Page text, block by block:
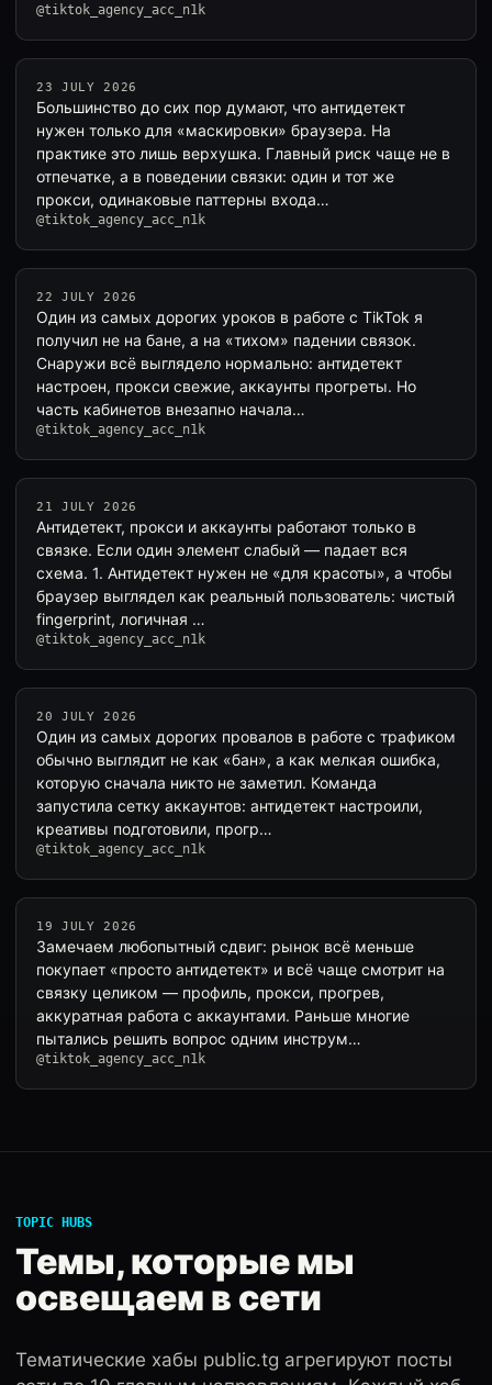
@tiktok_agency_acc_n1k
23 JULY 2026
Большинство до сих пор думают, что антидетект
нужен только для «маскировки» браузера. На
практике это лишь верхушка. Главный риск чаще не в
отпечатке, а в поведении связки: один и тот же
прокси, одинаковые паттерны входа…
@tiktok_agency_acc_n1k
22 JULY 2026
Один из самых дорогих уроков в работе с TikTok я
получил не на бане, а на «тихом» падении связок.
Снаружи всё выглядело нормально: антидетект
настроен, прокси свежие, аккаунты прогреты. Но
часть кабинетов внезапно начала…
@tiktok_agency_acc_n1k
21 JULY 2026
Антидетект, прокси и аккаунты работают только в
связке. Если один элемент слабый — падает вся
схема. 1. Антидетект нужен не «для красоты», а чтобы
браузер выглядел как реальный пользователь: чистый
fingerprint, логичная …
@tiktok_agency_acc_n1k
20 JULY 2026
Один из самых дорогих провалов в работе с трафиком
обычно выглядит не как «бан», а как мелкая ошибка,
которую сначала никто не заметил. Команда
запустила сетку аккаунтов: антидетект настроили,
креативы подготовили, прогр…
@tiktok_agency_acc_n1k
19 JULY 2026
Замечаем любопытный сдвиг: рынок всё меньше
покупает «просто антидетект» и всё чаще смотрит на
связку целиком — профиль, прокси, прогрев,
аккуратная работа с аккаунтами. Раньше многие
пытались решить вопрос одним инструм…
@tiktok_agency_acc_n1k
TOPIC HUBS
Темы, которые мы
освещаем в сети
Тематические хабы public.tg агрегируют посты